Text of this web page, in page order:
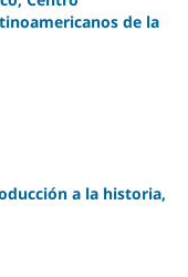
de la
a la historia,